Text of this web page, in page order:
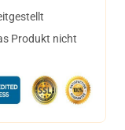
Produkt nicht